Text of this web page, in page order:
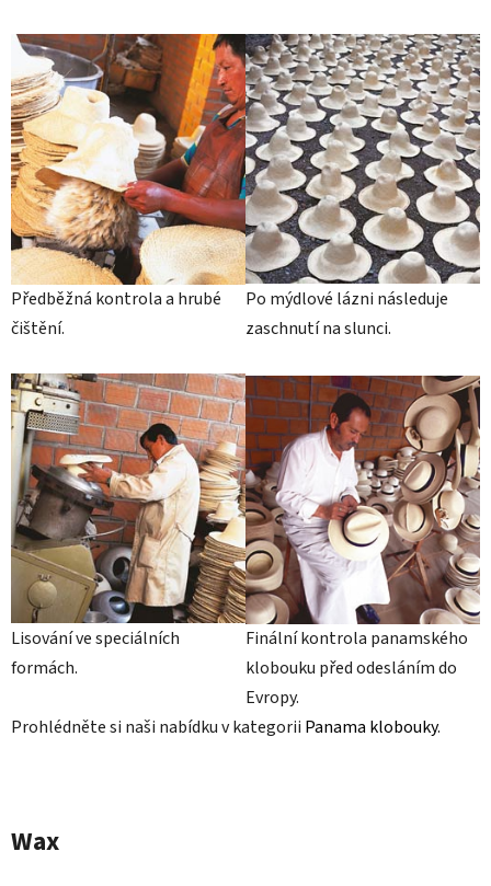
Předběžná kontrola a hrubé
čištění.
Po mýdlové lázni následuje
zaschnutí na slunci.
Lisování ve speciálních
formách.
Finální kontrola panamského
klobouku před odesláním do
Evropy.
Prohlédněte si naši nabídku v kategorii Panama klobouky.
Wax